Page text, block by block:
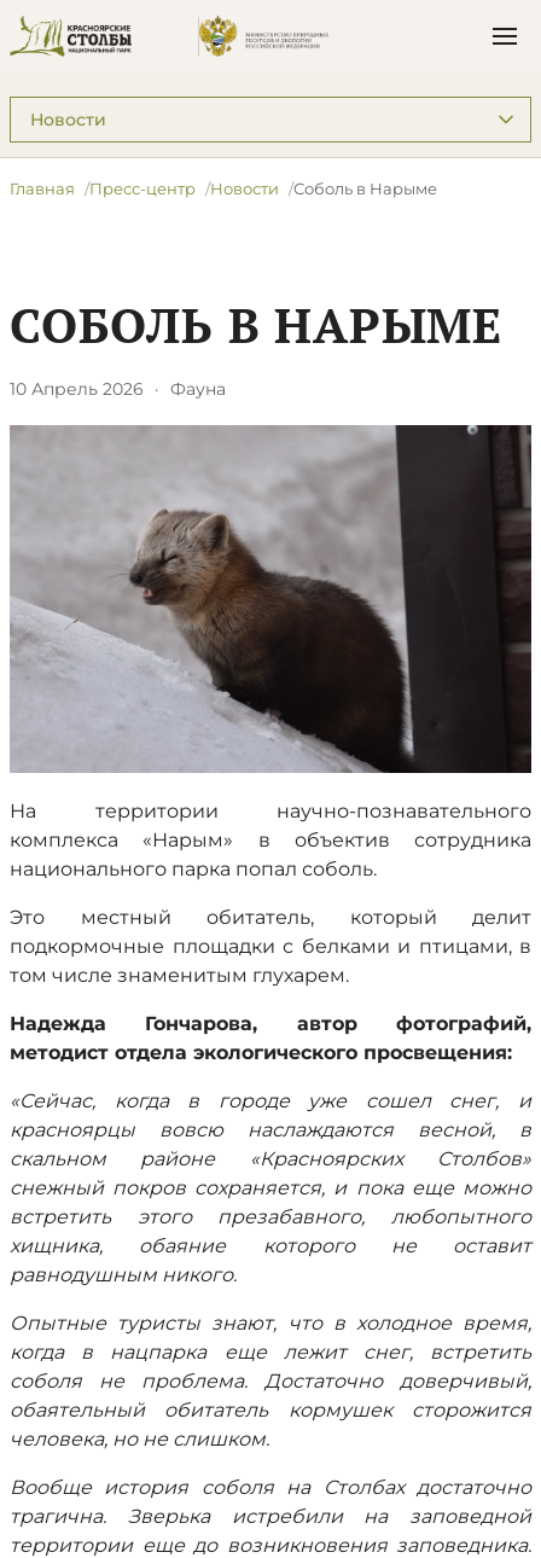
Подразделы: Пресс-центр
Главная Пресс-центр Новости Соболь в Нарыме
СОБОЛЬ В НАРЫМЕ
10 Апрель 2026 · Фауна
На территории научно-познавательного
комплекса «Нарым» в объектив сотрудника
национального парка попал соболь.
Это местный обитатель, который делит
подкормочные площадки с белками и птицами, в
том числе знаменитым глухарем.
Надежда Гончарова, автор фотографий,
методист отдела экологического просвещения:
«Сейчас, когда в городе уже сошел снег, и
красноярцы вовсю наслаждаются весной, в
скальном районе «Красноярских Столбов»
снежный покров сохраняется, и пока еще можно
встретить этого презабавного, любопытного
хищника, обаяние которого не оставит
равнодушным никого.
Опытные туристы знают, что в холодное время,
когда в нацпарка еще лежит снег, встретить
соболя не проблема. Достаточно доверчивый,
обаятельный обитатель кормушек сторожится
человека, но не слишком.
Вообще история соболя на Столбах достаточно
трагична. Зверька истребили на заповедной
территории еще до возникновения заповедника.